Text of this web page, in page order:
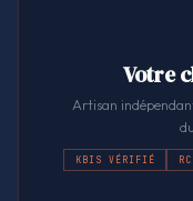
Votre
Artisan
KBIS VÉRIFIÉ